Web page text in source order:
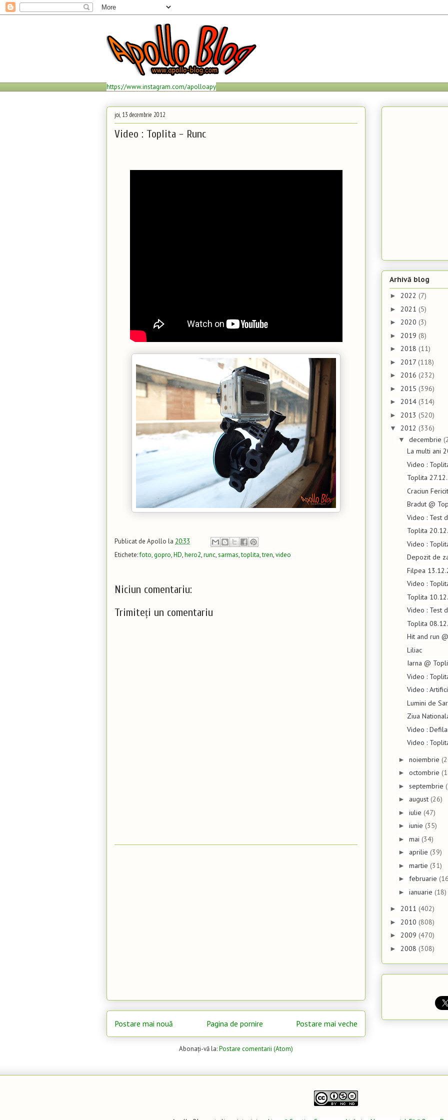
https://www.instagram.com/apolloapy
joi, 13 decembrie 2012
Video : Toplita - Runc
Publicat de Apollo la 20:33
Etichete:foto,gopro,HD,hero2,runc,sarmas,toplita,tren,video
Niciun comentariu:
Trimiteți un comentariu
Postare mai nouă Postare mai veche
Pagina de pornire
Abonați-vă la:Postare comentarii (Atom)
Arhivă blog
► 2022 (7)
► 2021 (5)
► 2020 (3)
► 2019 (8)
► 2018 (11)
► 2017 (118)
► 2016 (232)
► 2015 (396)
► 2014 (314)
► 2013 (520)
▼ 2012 (336)
▼ decembrie
La multi ani
Video :
Toplita
Craciun
Bradut @
Video : Test
Toplita
Video :
Depozit de
Filpea
Video :
Toplita
Video : Test
Toplita
Hit and run
Liliac
Iarna @
Video :
Video :
Lumini de
Ziua
Video :
Video :
► noiembrie
► octombrie
► septembrie
► august (26)
► iulie (47)
► iunie (35)
► mai (34)
► aprilie (39)
► martie (31)
► februarie
► ianuarie (18)
► 2011 (402)
► 2010 (808)
► 2009 (470)
► 2008 (308)